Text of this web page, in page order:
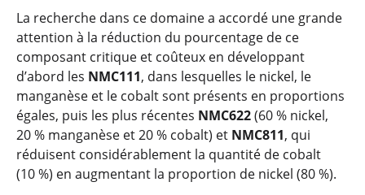
La recherche dans ce domaine a accordé une grande
attention à la réduction du pourcentage de ce
composant critique et coûteux en développant
d’abord les NMC111, dans lesquelles le nickel, le
manganèse et le cobalt sont présents en proportions
égales, puis les plus récentes NMC622(60 % nickel,
20 % manganèse et 20 % cobalt) et NMC811, qui
réduisent considérablement la quantité de cobalt
(10 %) en augmentant la proportion de nickel (80 %).